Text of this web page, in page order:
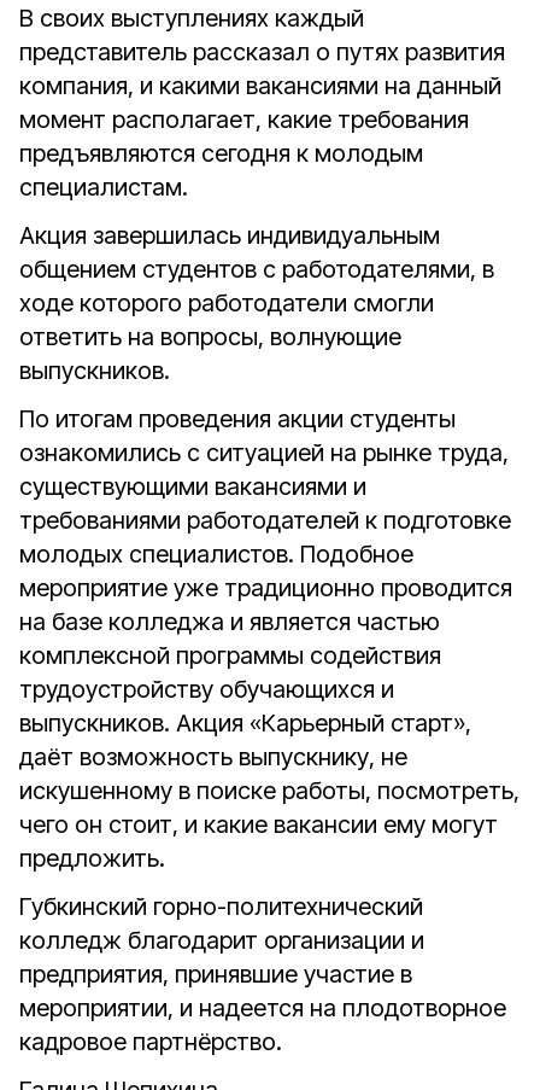
В своих выступлениях каждый
представитель рассказал о путях развития
компания, и какими вакансиями на данный
момент располагает, какие требования
предъявляются сегодня к молодым
специалистам.
Акция завершилась индивидуальным
общением студентов с работодателями, в
ходе которого работодатели смогли
ответить на вопросы, волнующие
выпускников.
По итогам проведения акции студенты
ознакомились с ситуацией на рынке труда,
существующими вакансиями и
требованиями работодателей к подготовке
молодых специалистов. Подобное
мероприятие уже традиционно проводится
на базе колледжа и является частью
комплексной программы содействия
трудоустройству обучающихся и
выпускников. Акция «Карьерный старт»,
даёт возможность выпускнику, не
искушенному в поиске работы, посмотреть,
чего он стоит, и какие вакансии ему могут
предложить.
Губкинский горно-политехнический
колледж благодарит организации и
предприятия, принявшие участие в
мероприятии, и надеется на плодотворное
кадровое партнёрство.